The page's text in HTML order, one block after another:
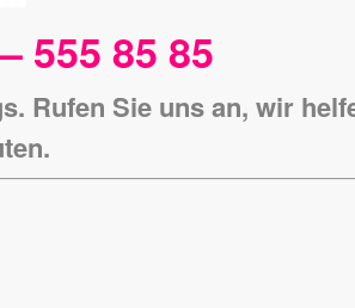
555 85 85
Rufen Sie uns an, wir